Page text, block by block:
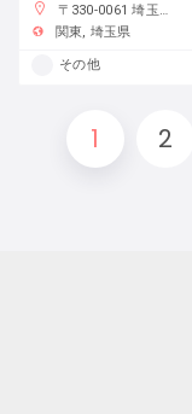
〒330-0061 埼玉県さいたま市浦和区常磐７丁目４−１ 埼玉りそな銀行さいたま研修センター
関東
埼玉県
その他
1 2